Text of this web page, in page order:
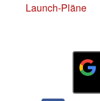
Launch-Pläne